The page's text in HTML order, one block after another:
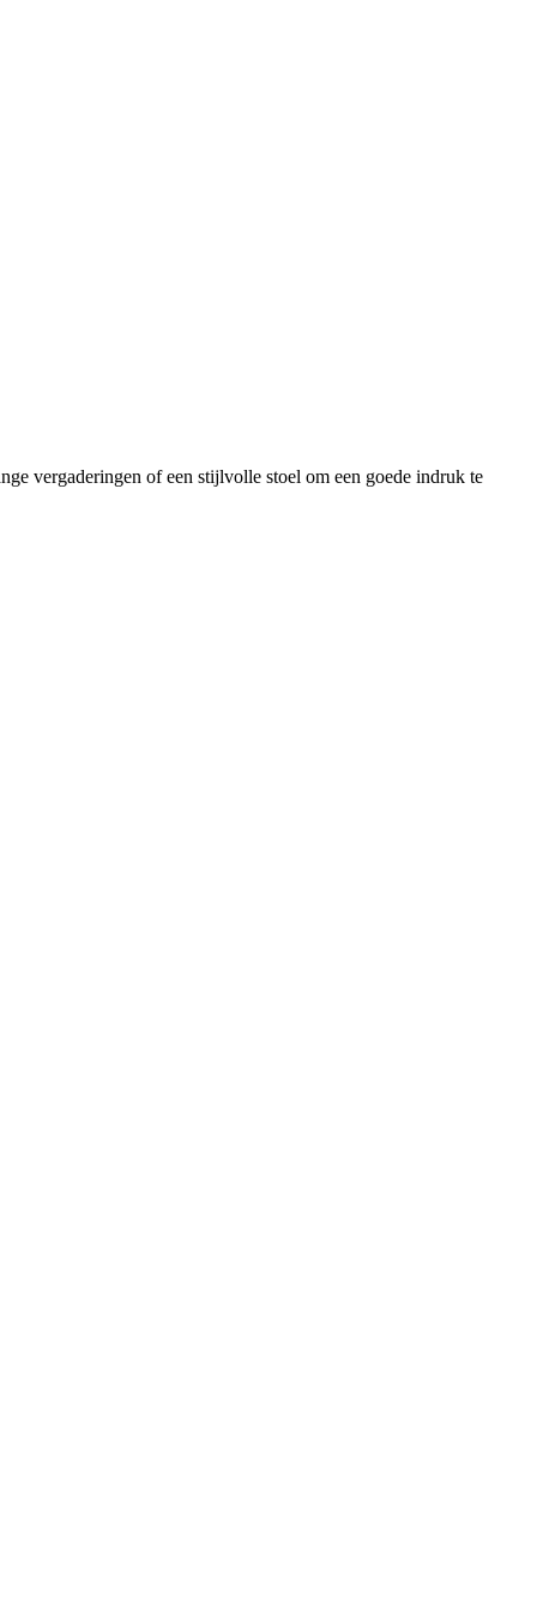
vergaderingen of een stijlvolle stoel om een ​​goede indruk te